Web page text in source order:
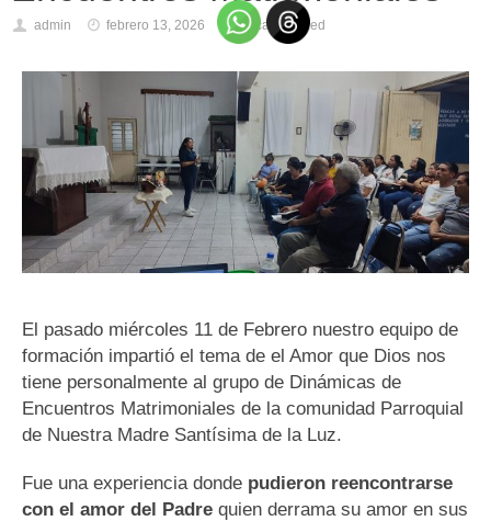
admin febrero 13, 2026 Uncategorized
El pasado miércoles 11 de Febrero nuestro equipo de
formación impartió el tema de el Amor que Dios nos
tiene personalmente al grupo de Dinámicas de
Encuentros Matrimoniales de la comunidad Parroquial
de Nuestra Madre Santísima de la Luz.
Fue una experiencia donde pudieron reencontrarse
con el amor del Padre quien derrama su amor en sus